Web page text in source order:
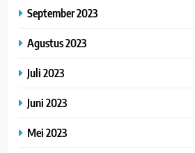
September 2023
Agustus 2023
Juli 2023
Juni 2023
Mei 2023